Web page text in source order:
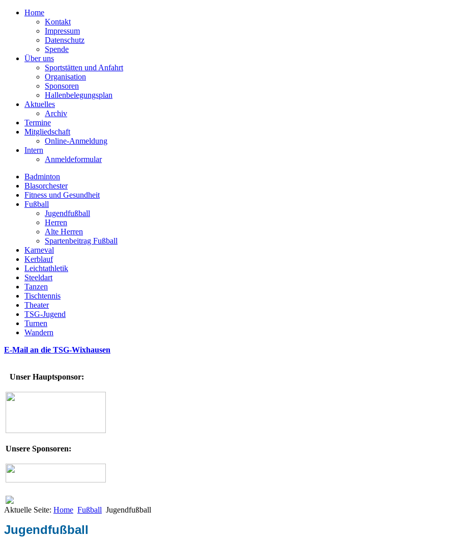
Home
Kontakt
Impressum
Datenschutz
Spende
Über uns
Sportstätten und Anfahrt
Organisation
Sponsoren
Hallenbelegungsplan
Aktuelles
Archiv
Termine
Mitgliedschaft
Online-Anmeldung
Intern
Anmeldeformular
Badminton
Blasorchester
Fitness und Gesundheit
Fußball
Jugendfußball
Herren
Alte Herren
Spartenbeitrag Fußball
Karneval
Kerblauf
Leichtathletik
Steeldart
Tanzen
Tischtennis
Theater
TSG-Jugend
Turnen
Wandern
E-Mail an die TSG-Wixhausen
Unser Hauptsponsor:
Unsere Sponsoren:
Aktuelle Seite: Home Fußball Jugendfußball
Jugendfußball